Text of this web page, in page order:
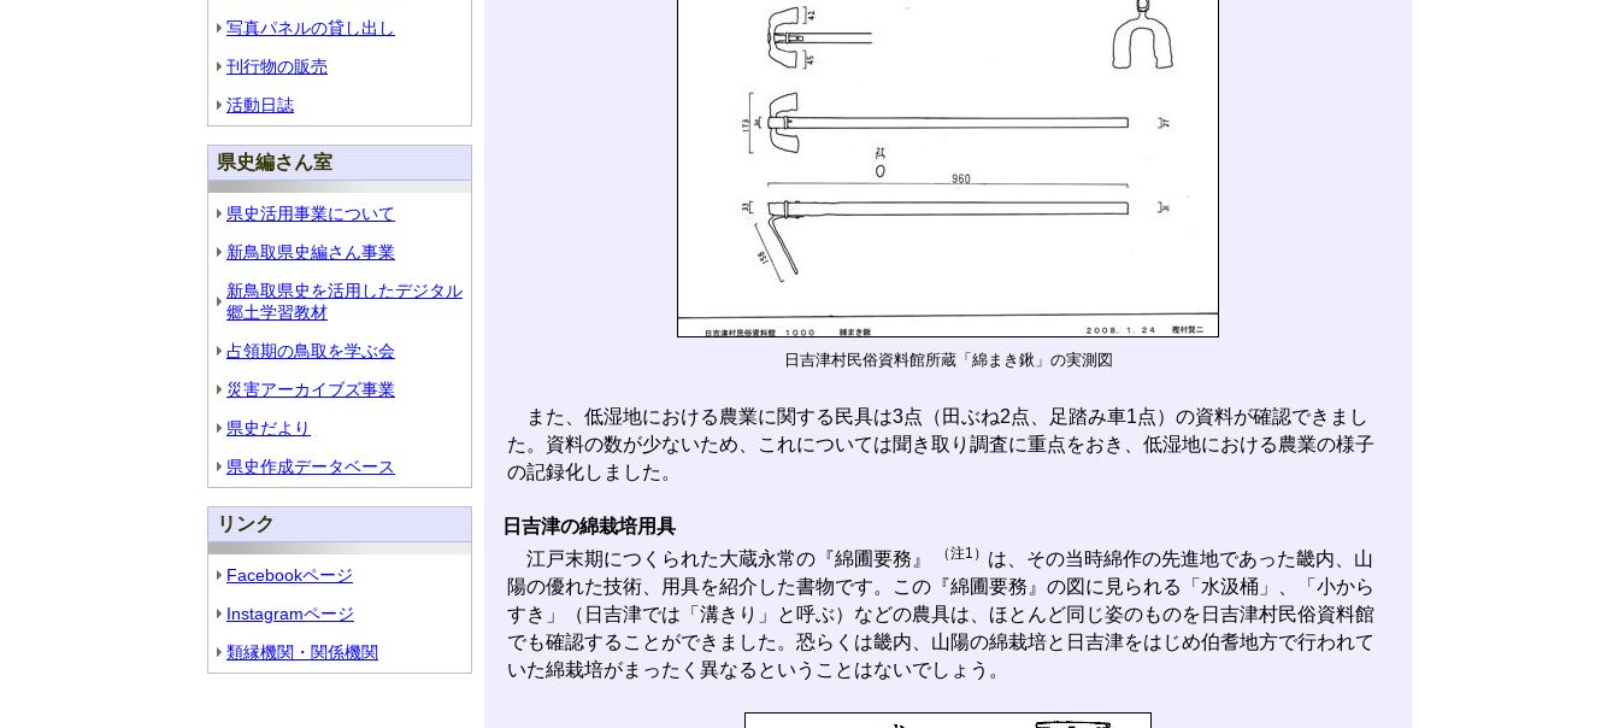
写真パネルの貸し出し
刊行物の販売
活動日誌
県史編さん室
県史活用事業について
新鳥取県史編さん事業
新鳥取県史を活用したデジタル
郷土学習教材
占領期の鳥取を学ぶ会
災害アーカイブズ事業
県史だより
県史作成データベース
リンク
Facebookページ
Instagramページ
類縁機関・関係機関
日吉津村民俗資料館所蔵「綿まき鍬」の実測図
また、低湿地における農業に関する民具は3点（田ぶね2点、足踏み車1点）の資料が確認できまし
た。資料の数が少ないため、これについては聞き取り調査に重点をおき、低湿地における農業の様子
の記録化しました。
日吉津の綿栽培用具
江戸末期につくられた大蔵永常の『綿圃要務』
（注1） は、その当時綿作の先進地であった畿内、山
陽の優れた技術、用具を紹介した書物です。この『綿圃要務』の図に見られる「水汲桶」、「小から
すき」（日吉津では「溝きり」と呼ぶ）などの農具は、ほとんど同じ姿のものを日吉津村民俗資料館
でも確認することができました。恐らくは畿内、山陽の綿栽培と日吉津をはじめ伯耆地方で行われて
いた綿栽培がまったく異なるということはないでしょう。